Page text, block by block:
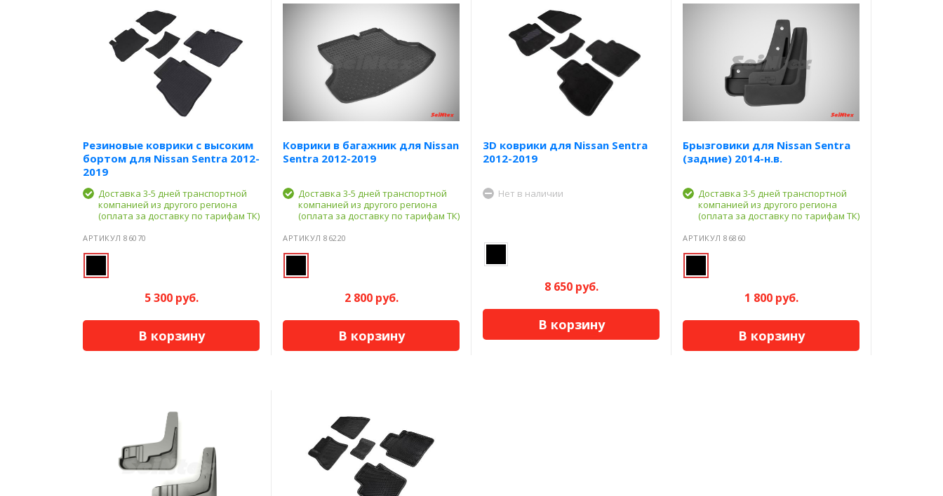
Резиновые коврики с высоким
бортом для Nissan Sentra 2012-
2019
Доставка 3-5 дней транспортной
компанией из другого региона
(оплата за доставку по тарифам ТК)
АРТИКУЛ 86070
5 300 руб.
В корзину
Коврики в багажник для Nissan
Sentra 2012-2019
Доставка 3-5 дней транспортной
компанией из другого региона
(оплата за доставку по тарифам ТК)
АРТИКУЛ 86220
2 800 руб.
В корзину
3D коврики для Nissan Sentra
2012-2019
Нет в наличии
8 650 руб.
В корзину
Брызговики для Nissan Sentra
(задние) 2014-н.в.
Доставка 3-5 дней транспортной
компанией из другого региона
(оплата за доставку по тарифам ТК)
АРТИКУЛ 86860
1 800 руб.
В корзину